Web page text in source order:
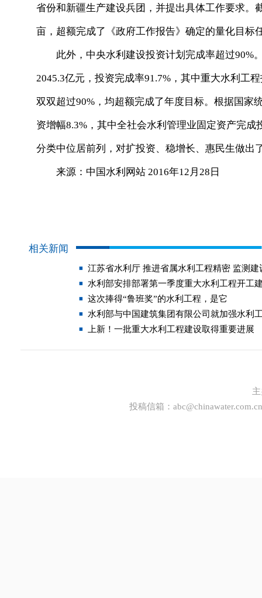
省份和新疆生产建设兵团，并提出具体工作要求。
亩，超额完成了《政府工作报告》确定的量化目标
此外，中央水利建设投资计划完成率超过90%
2045.3亿元，投资完成率91.7%，其中重大水利工
双双超过90%，均超额完成了年度目标。根据国
资增幅8.3%，其中全社会水利管理业固定资产完
分类中位居前列，对扩投资、稳增长、惠民生做出
来源：中国水利网站 2016年12月28日
相关新闻
江苏省水利厅 推进省属水利工程精密 监测建
水利部安排部署第一季度重大水利工程开工
这次捧得“鲁班奖”的水利工程，是它
水利部与中国建筑集团有限公司就加强水利
上新！一批重大水利工程建设取得重要进展
投稿信箱： abc@chinawater.com.cn